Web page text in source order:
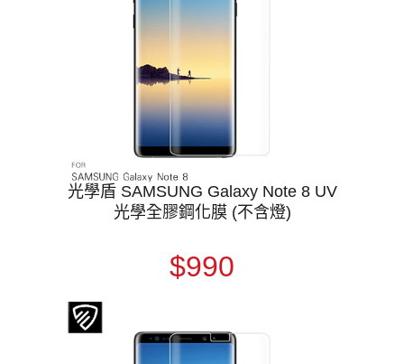
光學盾 SAMSUNG Galaxy Note 8 UV
光學全膠鋼化膜 (不含燈)
$990